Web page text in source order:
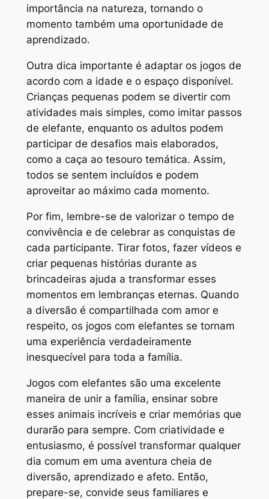
importância na natureza, tornando o
momento também uma oportunidade de
aprendizado.
Outra dica importante é adaptar os jogos de
acordo com a idade e o espaço disponível.
Crianças pequenas podem se divertir com
atividades mais simples, como imitar passos
de elefante, enquanto os adultos podem
participar de desafios mais elaborados,
como a caça ao tesouro temática. Assim,
todos se sentem incluídos e podem
aproveitar ao máximo cada momento.
Por fim, lembre-se de valorizar o tempo de
convivência e de celebrar as conquistas de
cada participante. Tirar fotos, fazer vídeos e
criar pequenas histórias durante as
brincadeiras ajuda a transformar esses
momentos em lembranças eternas. Quando
a diversão é compartilhada com amor e
respeito, os jogos com elefantes se tornam
uma experiência verdadeiramente
inesquecível para toda a família.
Jogos com elefantes são uma excelente
maneira de unir a família, ensinar sobre
esses animais incríveis e criar memórias que
durarão para sempre. Com criatividade e
entusiasmo, é possível transformar qualquer
dia comum em uma aventura cheia de
diversão, aprendizado e afeto. Então,
prepare-se, convide seus familiares e